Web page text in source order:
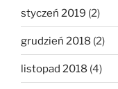
styczeń 2019 (2)
grudzień 2018 (2)
listopad 2018 (4)